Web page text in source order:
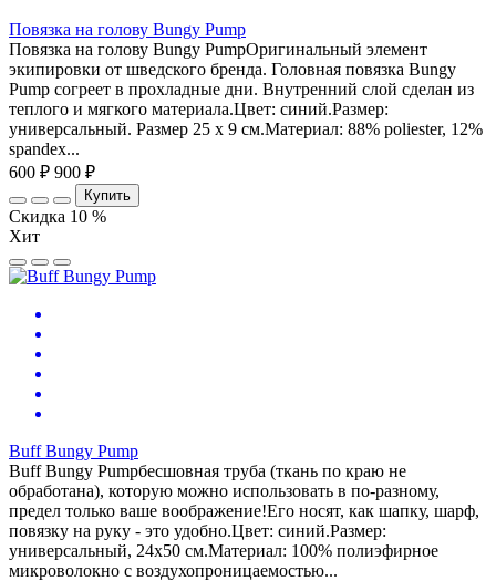
Повязка на голову Bungy Pump
Повязка на голову Bungy PumpОригинальный элемент
экипировки от шведского бренда. Головная повязка Bungy
Pump согреет в прохладные дни. Внутренний слой сделан из
теплого и мягкого материала.Цвет: синий.Размер:
универсальный. Размер 25 х 9 см.Материал: 88% poliester, 12%
spandex...
600 ₽ 900 ₽
Купить
Скидка 10 %
Хит
Buff Bungy Pump
Buff Bungy Pumpбесшовная труба (ткань по краю не
обработана), которую можно использовать в по-разному,
предел только ваше воображение!Его носят, как шапку, шарф,
повязку на руку - это удобно.Цвет: синий.Размер:
универсальный, 24х50 см.Материал: 100% полиэфирное
микроволокно с воздухопроницаемостью...